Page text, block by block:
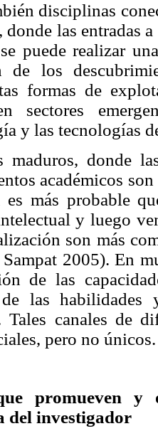
disciplinas
donde las entradas
puede realizar
de los
formas de
sectores
y las tecnologías
maduros, donde
académicos
más probable
y luego
son más
2005). En
de las
las habilidades
Tales canales de
pero no únicos.
promueven y
del investigador